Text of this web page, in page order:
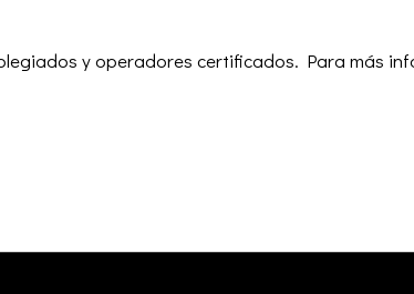
y operadores certificados. Para más